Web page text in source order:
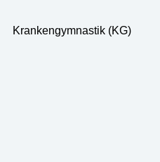
Krankengymnastik (KG)